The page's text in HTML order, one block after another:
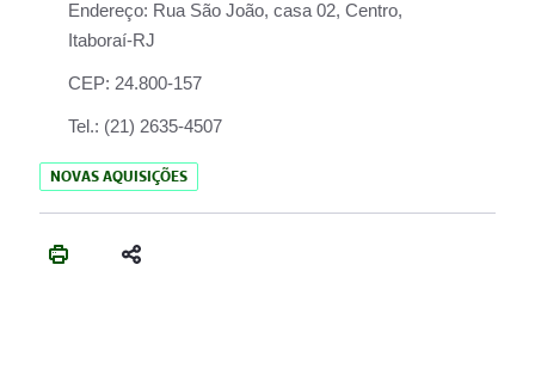
Endereço: Rua São João, casa 02, Centro,
Itaboraí-RJ
CEP: 24.800-157
Tel.: (21) 2635-4507
NOVAS AQUISIÇÕES